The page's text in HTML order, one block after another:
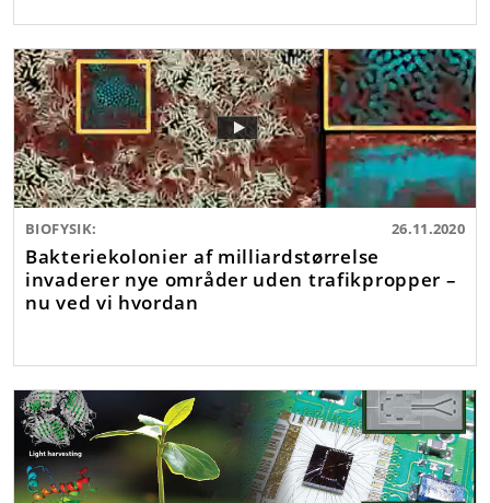
BIOFYSIK: 26.11.2020
Bakteriekolonier af milliardstørrelse
invaderer nye områder uden trafikpropper –
nu ved vi hvordan